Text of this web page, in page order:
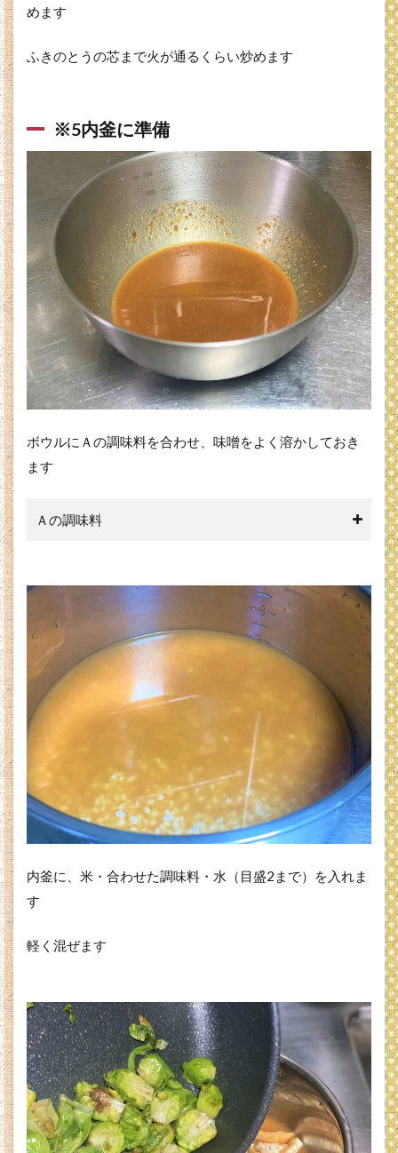
めます
ふきのとうの芯まで火が通るくらい炒めます
※5内釜に準備
ボウルにＡの調味料を合わせ、味噌をよく溶かしておき
ます
Ａの調味料
内釜に、米・合わせた調味料・水（目盛2まで）を入れま
す
軽く混ぜます